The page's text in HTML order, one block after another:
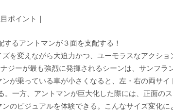
ポイント｜
るアントマンが３面を支配する！
を変えながら大迫力かつ、ユーモラスなアクショ
ジーが最も強烈に発揮されるシーンは、サンフラ
が乗っている車が小さくなると、左・右の両サイ
。一方、アントマンが巨大化した際には、正面の
のビジュアルを体験できる。こんなサイズ変化